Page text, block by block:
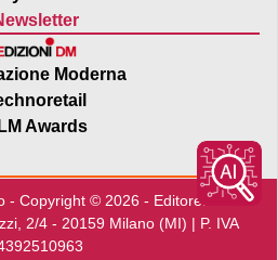
Moderna
Awards
- Copyright © 2026 - Editore:Edra
2/4 - 20159 Milano (MI) | P. IVA